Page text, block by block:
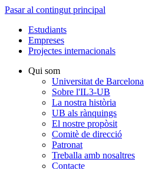
Pasar al contingut principal
Estudiants
Empreses
Projectes internacionals
Qui som
Universitat de Barcelona
Sobre l'IL3-UB
La nostra història
UB als rànquings
El nostre propòsit
Comitè de direcció
Patronat
Treballa amb nosaltres
Contacte